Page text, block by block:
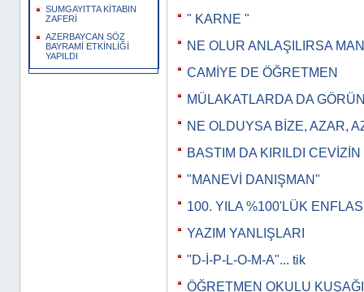
SUMGAYITTA KİTABIN
ZAFERİ
AZERBAYCAN SÖZ
BAYRAMİ ETKİNLİĞİ
YAPILDI
" KARNE "
NE OLUR ANLAŞILIRSA
CAMİYE DE ÖĞRETMEN
MÜLAKATLARDA DA
NE OLDUYSA BİZE, AZAR,
BASTIM DA KIRILDI CEVİZİN
"MANEVİ DANIŞMAN"
100. YILA %100'LÜK
YAZIM YANLIŞLARI
"D-İ-P-L-O-M-A"... tik
ÖĞRETMEN OKULU KUŞAĞI